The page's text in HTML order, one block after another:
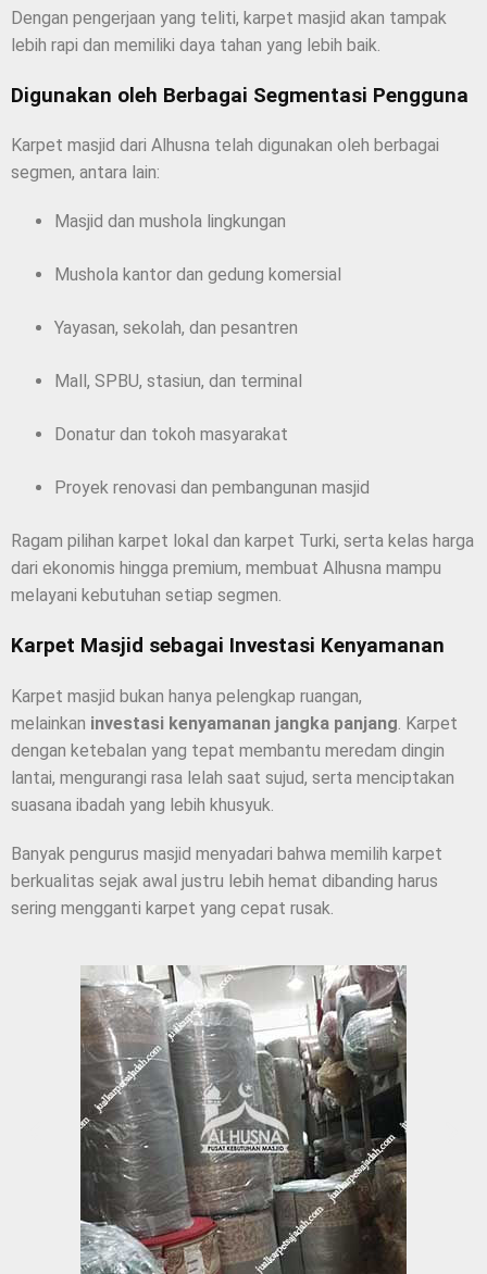
Dengan pengerjaan yang teliti, karpet masjid akan tampak
lebih rapi dan memiliki daya tahan yang lebih baik.
Digunakan oleh Berbagai Segmentasi Pengguna
Karpet masjid dari Alhusna telah digunakan oleh berbagai
segmen, antara lain:
Masjid dan mushola lingkungan
Mushola kantor dan gedung komersial
Yayasan, sekolah, dan pesantren
Mall, SPBU, stasiun, dan terminal
Donatur dan tokoh masyarakat
Proyek renovasi dan pembangunan masjid
Ragam pilihan karpet lokal dan karpet Turki, serta kelas harga
dari ekonomis hingga premium, membuat Alhusna mampu
melayani kebutuhan setiap segmen.
Karpet Masjid sebagai Investasi Kenyamanan
Karpet masjid bukan hanya pelengkap ruangan,
melainkan investasi kenyamanan jangka panjang. Karpet
dengan ketebalan yang tepat membantu meredam dingin
lantai, mengurangi rasa lelah saat sujud, serta menciptakan
suasana ibadah yang lebih khusyuk.
Banyak pengurus masjid menyadari bahwa memilih karpet
berkualitas sejak awal justru lebih hemat dibanding harus
sering mengganti karpet yang cepat rusak.